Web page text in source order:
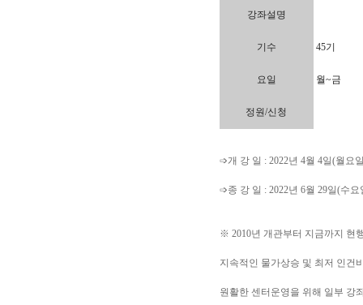
강좌설명
기수 45기
요일 월~금
정원/신청
​➩개 강 일 : 2022년 4월 4일(월요
➩종 강 일 : 2022년 6월 29일(수요
※ 2010년 개관부터 지금까지 현
지속적인 물가상승 및 최저 인건
원활한 센터운영을 위해 일부 강